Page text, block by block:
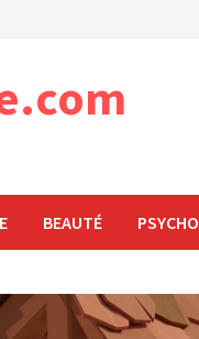
BEAUTÉ PSYCHO